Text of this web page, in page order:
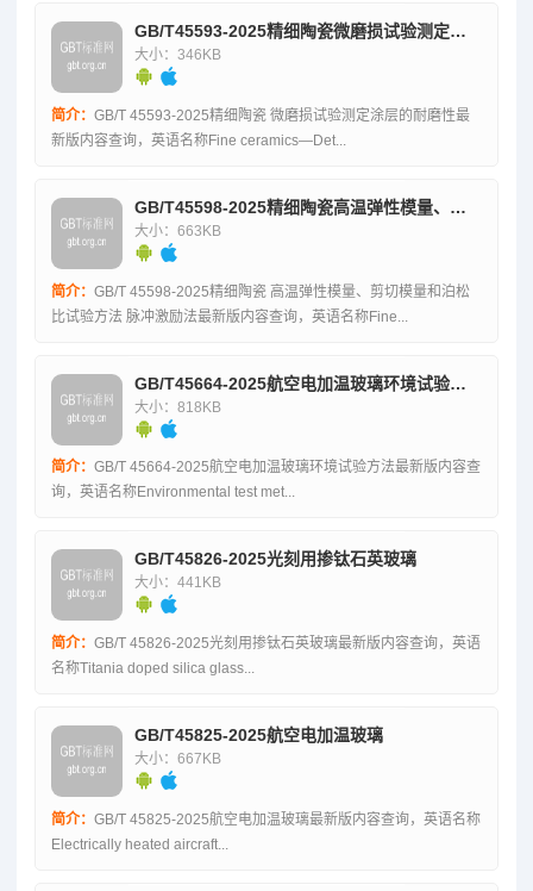
GB/T45593-2025精细陶瓷微磨损试验测定涂层的耐磨性
大小：346KB
简介： GB/T 45593-2025精细陶瓷 微磨损试验测定涂层的耐磨性最
新版内容查询，英语名称Fine ceramics—Det...
GB/T45598-2025精细陶瓷高温弹性模量、剪切模量和泊松比试验方法脉冲激励法
大小：663KB
简介： GB/T 45598-2025精细陶瓷 高温弹性模量、剪切模量和泊松
比试验方法 脉冲激励法最新版内容查询，英语名称Fine...
GB/T45664-2025航空电加温玻璃环境试验方法
大小：818KB
简介： GB/T 45664-2025航空电加温玻璃环境试验方法最新版内容查
询，英语名称Environmental test met...
GB/T45826-2025光刻用掺钛石英玻璃
大小：441KB
简介： GB/T 45826-2025光刻用掺钛石英玻璃最新版内容查询，英语
名称Titania doped silica glass...
GB/T45825-2025航空电加温玻璃
大小：667KB
简介： GB/T 45825-2025航空电加温玻璃最新版内容查询，英语名称
Electrically heated aircraft...